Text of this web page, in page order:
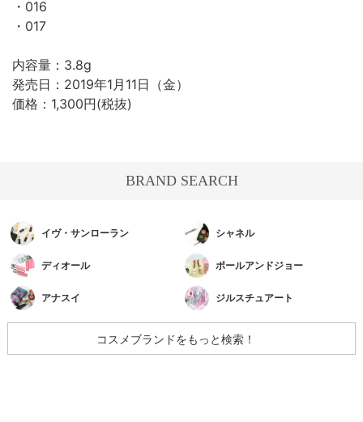
・016
・017
内容量：3.8g
発売日：2019年1月11日（金）
価格：1,300円(税抜)
BRAND SEARCH
イヴ・サンローラン シャネル
ディオール ポールアンドジョー
アナスイ ジルスチュアート
コスメブランドをもっと検索！